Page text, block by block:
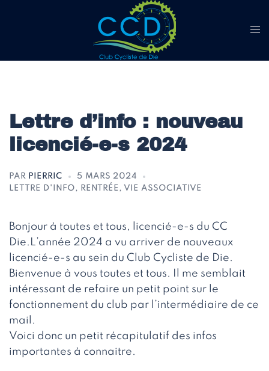
Lettre d’info : nouveau
licencié-e-s 2024
PAR PIERRIC
5 MARS 2024
LETTRE D'INFO, RENTRÉE , VIE ASSOCIATIVE
Bonjour à toutes et tous, licencié-e-s du CC
Die.L’année 2024 a vu arriver de nouveaux
licencié-e-s au sein du Club Cycliste de Die.
Bienvenue à vous toutes et tous. Il me semblait
intéressant de refaire un petit point sur le
fonctionnement du club par l’intermédiaire de ce
mail.
Voici donc un petit récapitulatif des infos
importantes à connaitre.